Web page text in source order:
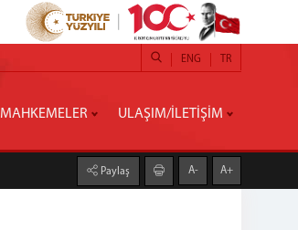
TR
ENG
MAHKEMELER ULAŞIM/İLETİŞİM
Paylaş A- A+